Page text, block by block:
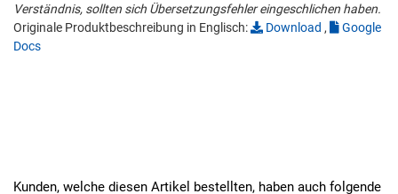
Verständnis, sollten sich Übersetzungsfehler eingeschlichen haben.
Originale Produktbeschreibung in Englisch:
Download ,
Google
Docs
Kunden, welche diesen Artikel bestellten, haben auch folgende